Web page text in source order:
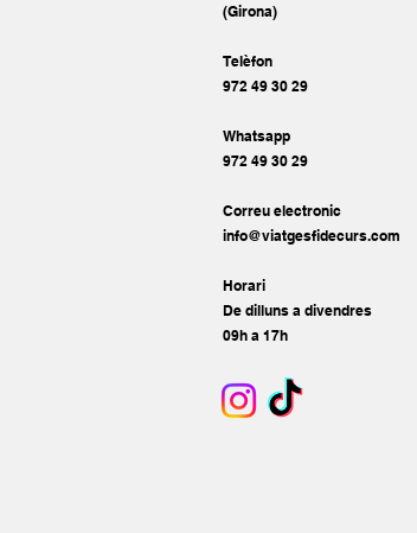
(Girona)
Telèfon
972 49 30 29
Whatsapp
972 49 30 29
Correu electronic
info@viatgesfidecurs.com
Horari
De dilluns a divendres
09h a 17h